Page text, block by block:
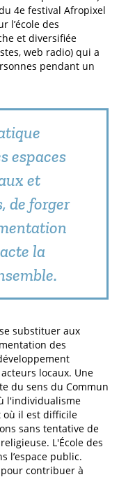
4e festival Afropixel
l’école des
et diversifiée
web radio) qui a
pendant un
espaces
et
de forger
la
substituer aux
des
locaux. Une
du sens du Commun
l'individualisme
où il est difficile
sans tentative de
L'École des
l’espace public.
contribuer à